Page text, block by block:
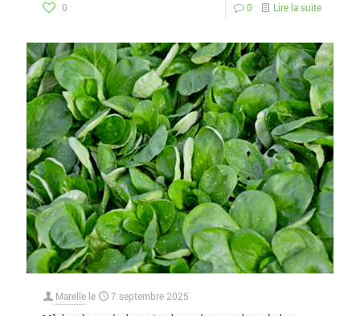
0 0 Lire la suite
Marelle le 7 septembre 2025